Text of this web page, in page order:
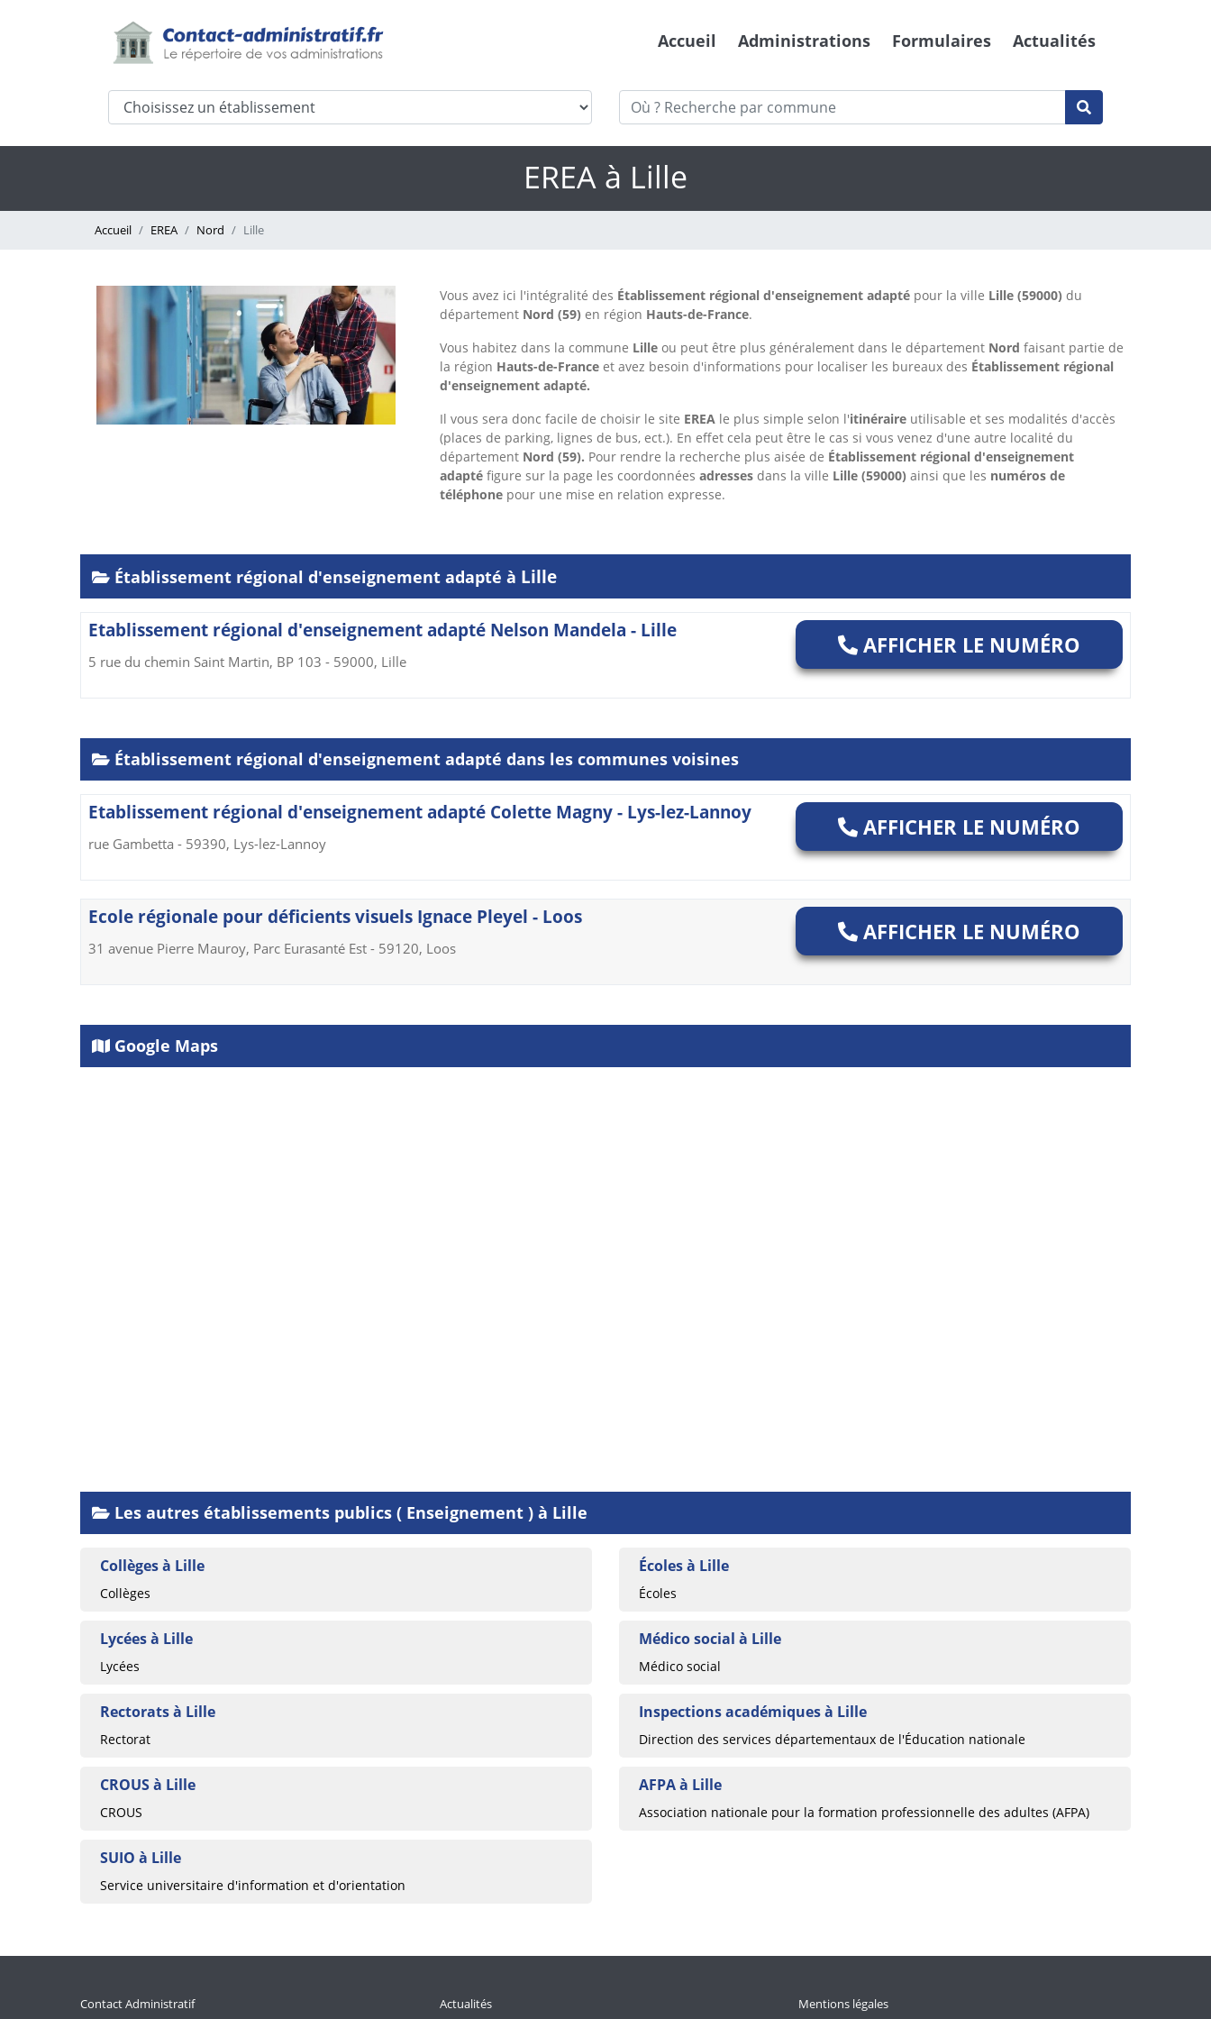
Accueil Administrations Formulaires Actualités
EREA à Lille
Accueil EREA Nord Lille
Vous avez ici l'intégralité des Établissement régional d'enseignement adaptépour la ville Lille (59000) du
départementNord (59) en région Hauts-de-France.
Vous habitez dans la commune Lille ou peut être plus généralement dans le département Nord faisant partie de
la région Hauts-de-France et avez besoin d'informations pour localiser les bureaux des Établissement régional
d'enseignement adapté.
Il vous sera donc facile de choisir le site EREAle plus simple selon l'itinéraireutilisable et ses modalités d'accès
(places de parking, lignes de bus, ect.). En effet cela peut être le cas si vous venez d'une autre localité du
département Nord (59). Pour rendre la recherche plus aisée de Établissement régional d'enseignement
adaptéfigure sur la page les coordonnées adressesdans la ville Lille (59000) ainsi que les numéros de
téléphonepour une mise en relation expresse.
Établissement régional d'enseignement adapté à Lille
Etablissement régional d'enseignement adapté Nelson Mandela - Lille
5 rue du chemin Saint Martin, BP 103 - 59000, Lille
AFFICHER LE NUMÉRO
Établissement régional d'enseignement adapté dans les communes voisines
Etablissement régional d'enseignement adapté Colette Magny - Lys-lez-Lannoy
rue Gambetta - 59390, Lys-lez-Lannoy
AFFICHER LE NUMÉRO
Ecole régionale pour déficients visuels Ignace Pleyel - Loos
31 avenue Pierre Mauroy, Parc Eurasanté Est - 59120, Loos
AFFICHER LE NUMÉRO
Google Maps
Les autres établissements publics ( Enseignement ) à Lille
Collèges à Lille
Collèges
Écoles à Lille
Écoles
Lycées à Lille
Lycées
Médico social à Lille
Médico social
Rectorats à Lille
Rectorat
Inspections académiques à Lille
Direction des services départementaux de l'Éducation nationale
CROUS à Lille
CROUS
AFPA à Lille
Association nationale pour la formation professionnelle des adultes (AFPA)
SUIO à Lille
Service universitaire d'information et d'orientation
Contact Administratif Actualités Mentions légales